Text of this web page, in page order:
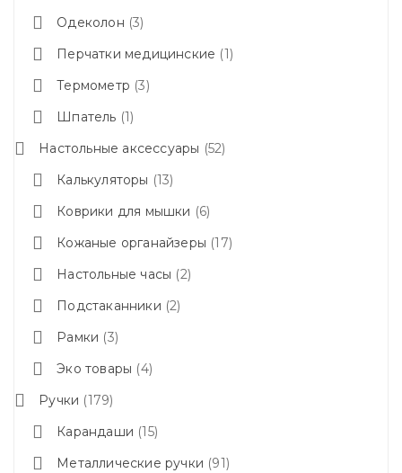
Одеколон 3
Перчатки медицинские
1
Термометр 3
Шпатель 1
Настольные аксессуары
52
Калькуляторы
13
Коврики для мышки
6
Кожаные органайзеры 17
Настольные часы
2
Подстаканники 2
Рамки
3
Эко товары
4
Ручки
179
Карандаши 15
Металлические ручки
91